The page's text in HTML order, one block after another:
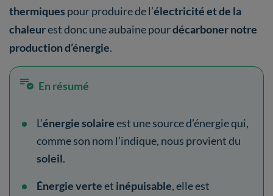
thermiques pour produire de l’électricité et de la
chaleurest donc une aubaine pourdécarboner notre
production d’énergie.
En résumé
L’énergie solaireest une source d’énergie qui,
comme son nom l’indique, nous provient du
soleil.
Énergie verteet inépuisable, elle est